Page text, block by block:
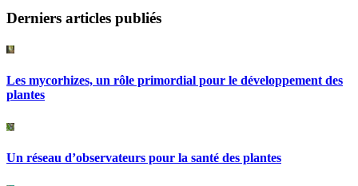
Derniers articles publiés
Les mycorhizes, un rôle primordial pour le développement des
plantes
Un réseau d’observateurs pour la santé des plantes